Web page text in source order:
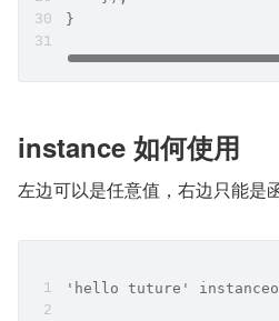
}
instance 如何使用
左边可以是任意值，右边只能是
'hello tuture'